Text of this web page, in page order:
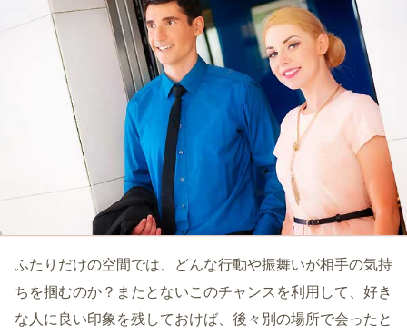
ふたりだけの空間では、どんな行動や振舞いが相手の気持
ちを掴むのか？またとないこのチャンスを利用して、好き
な人に良い印象を残しておけば、後々別の場所で会ったと